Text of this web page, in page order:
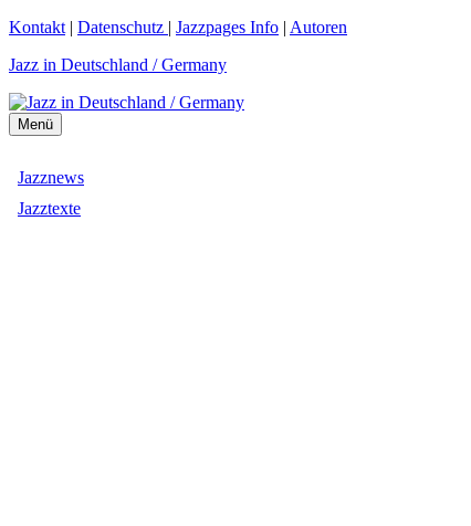
Zum
springen
Kontakt | Datenschutz | Jazzpages Info | Autoren
Jazz in Deutschland / Germany
Menü
Jazznews
Jazztexte